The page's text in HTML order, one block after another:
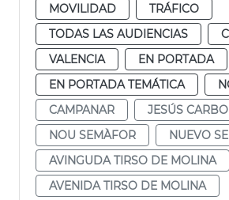
MOVILIDAD
TRÁFICO
TODAS LAS AUDIENCIAS
VALENCIA
EN PORTADA
EN PORTADA TEMÁTICA
CAMPANAR
JESÚS
NOU SEMÀFOR
NUEVO
AVINGUDA TIRSO DE MOLINA
AVENIDA TIRSO DE MOLINA